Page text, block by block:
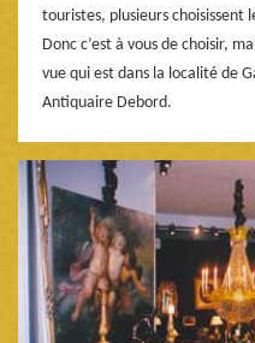
touristes, plusieurs choisissent
Donc c’est à vous de choisir,
vue qui est dans la localité de
Antiquaire Debord.